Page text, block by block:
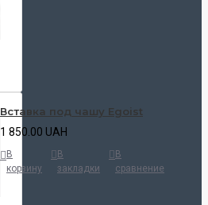
Вставка под чашу Egoist
1 850.00 UAH
В
корзину
В
закладки
В
сравнение